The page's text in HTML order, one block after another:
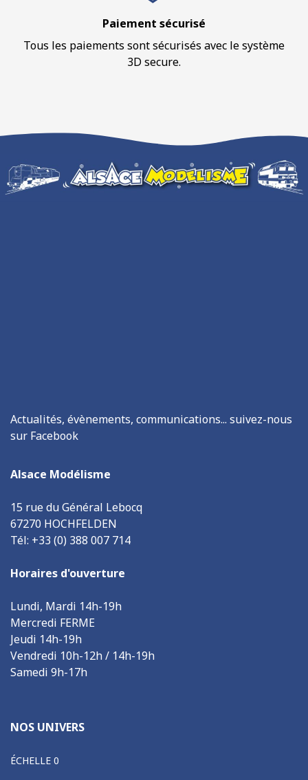
Paiement sécurisé
Tous les paiements sont sécurisés avec le système
3D secure.
Actualités, évènements, communications... suivez-nous
sur Facebook
Alsace Modélisme
15 rue du Général Lebocq
67270 HOCHFELDEN
Tél: +33 (0) 388 007 714
Horaires d'ouverture
Lundi, Mardi 14h-19h
Mercredi FERME
Jeudi 14h-19h
Vendredi 10h-12h / 14h-19h
Samedi 9h-17h
NOS UNIVERS
ÉCHELLE 0